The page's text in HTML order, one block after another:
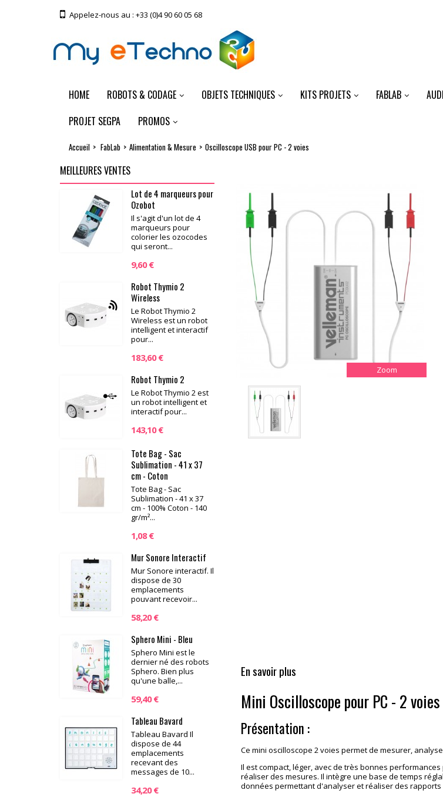
Appelez-nous au : +33 (0)4 90 60 05 68
HOME ROBOTS & CODAGE OBJETS TECHNIQUES KITS PROJETS FABLAB
PROJET SEGPA
PROMOS
Accueil > FabLab > Alimentation & Mesure > Oscilloscope USB pour PC - 2 voies
MEILLEURES VENTES
Lot de 4 marqueurs pour
Ozobot
Il s'agit d'un lot de 4
marqueurs pour
colorier les ozocodes
qui seront...
9,60 €
Robot Thymio 2
Wireless
Le Robot Thymio 2
Wireless est un robot
intelligent et interactif
pour...
183,60 €
Robot Thymio 2
Le Robot Thymio 2 est
un robot intelligent et
interactif pour...
143,10 €
Tote Bag - Sac
Sublimation - 41 x 37
cm - Coton
Tote Bag - Sac
Sublimation - 41 x 37
cm - 100% Coton - 140
gr/m²...
1,08 €
Mur Sonore Interactif
Mur Sonore interactif. Il
dispose de 30
emplacements
pouvant recevoir...
58,20 €
Sphero Mini - Bleu
Sphero Mini est le
dernier né des robots
Sphero. Bien plus
qu'une balle,...
59,40 €
Tableau Bavard
Tableau Bavard Il
dispose de 44
emplacements
recevant des
messages de 10...
34,20 €
Zoom
En savoir plus
Mini Oscilloscope pour PC - 2
Présentation :
Ce mini oscilloscope 2 voies permet de mesurer,
Il est compact, léger, avec de très bonnes
réaliser des mesures. Il intègre une base de temps
données permettant d'analyser et réaliser des